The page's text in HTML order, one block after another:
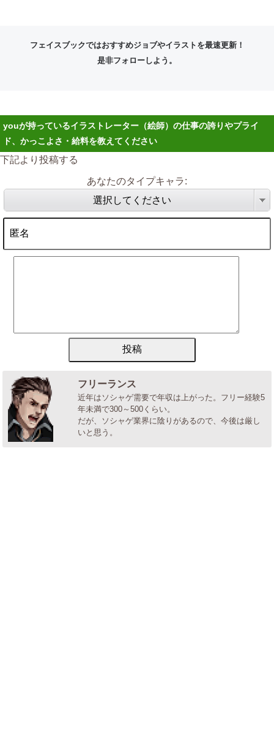
フェイスブックではおすすめジョブやイラストを最速更新！
是非フォローしよう。
youが持っているイラストレーター（絵師）の仕事の誇りやプライ
ド、かっこよさ・給料を教えてください
下記より投稿する
あなたのタイプキャラ:
選択してください
フリーランス
近年はソシャゲ需要で年収は上がった。フリー経験5
年未満で300～500くらい。
だが、ソシャゲ業界に陰りがあるので、今後は厳し
いと思う。